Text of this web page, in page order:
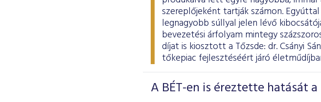
szereplőjeként tartják számon.
legnagyobb súllyal jelen lévő
bevezetési árfolyam mintegy
díjat is kiosztott a Tőzsde: dr. Csányi
tőkepiac fejlesztéséért járó
A BÉT-en is éreztette hatását